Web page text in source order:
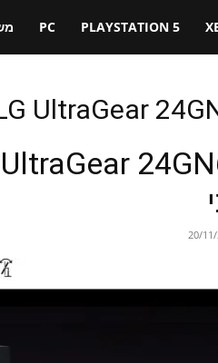
PC PLAYSTATION 5
UltraGear
20/11/